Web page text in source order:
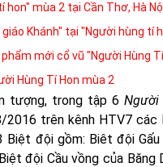
mùa 2 tại Cần Thơ, Hà
Khánh" tại "Người hùng tí
mới cổ vũ "Người Hùng
Hùng Tí Hon mùa 2
tượng, trong tập 6Người
2016 trên kênh HTV7
Biệt đội gồm: Biêt đội
đội Cầu vồng của